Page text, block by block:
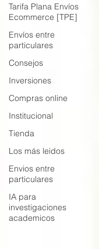
Tarifa Plana Envíos
Ecommerce [TPE]
Envíos entre
particulares
Consejos
Inversiones
Compras online
Institucional
Tienda
Los más leidos
Envios entre
particulares
IA para
investigaciones
academicos